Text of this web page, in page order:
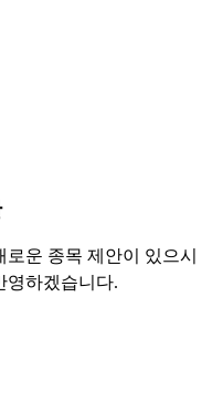
운 종목 제안이 있으시
영하겠습니다.